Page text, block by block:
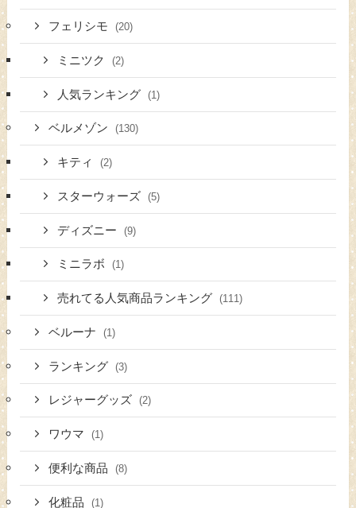
フェリシモ (20)
ミニツク (2)
人気ランキング (1)
ベルメゾン (130)
キティ (2)
スターウォーズ (5)
ディズニー (9)
ミニラボ (1)
売れてる人気商品ランキング (111)
ベルーナ (1)
ランキング (3)
レジャーグッズ (2)
ワウマ (1)
便利な商品 (8)
化粧品 (1)